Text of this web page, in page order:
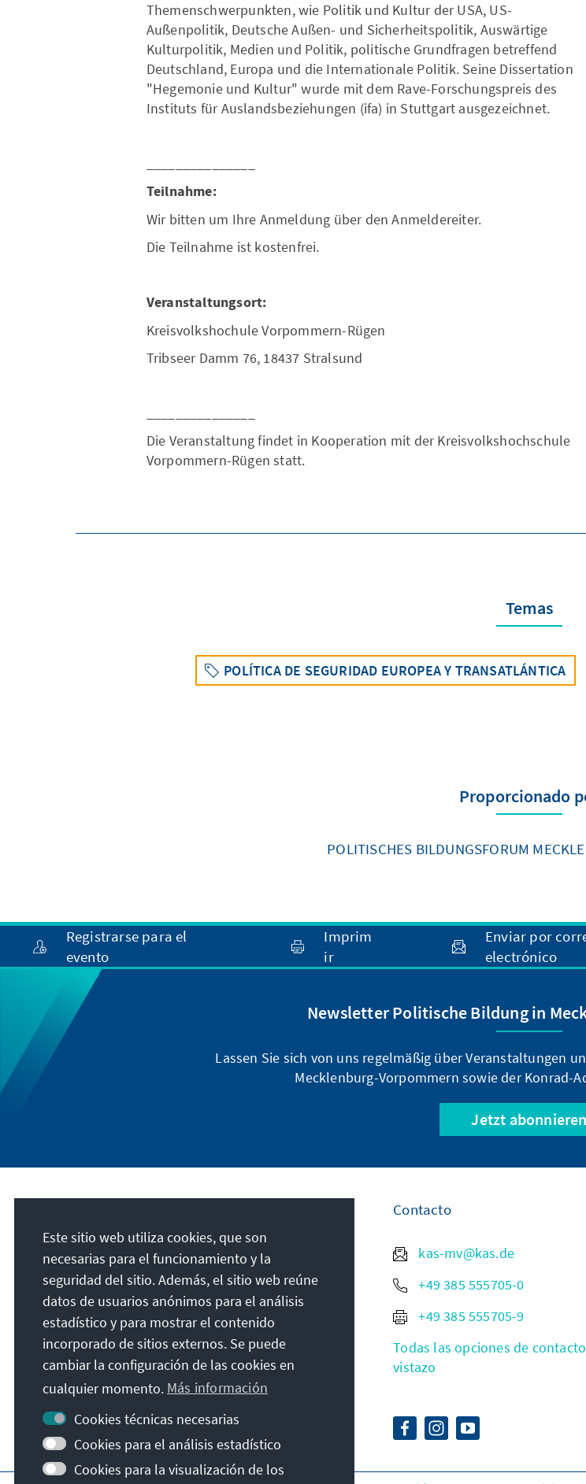
Themenschwerpunkten, wie Politik und Kultur der USA, US-
Außenpolitik, Deutsche Außen- und Sicherheitspolitik, Auswärtige
Kulturpolitik, Medien und Politik, politische Grundfragen betreffend
Deutschland, Europa und die Internationale Politik. Seine Dissertation
"Hegemonie und Kultur" wurde mit dem Rave-Forschungspreis des
Instituts für Auslandsbeziehungen (ifa) in Stuttgart ausgezeichnet.
Teilnahme:
Wir bitten um Ihre Anmeldung über den Anmeldereiter.
Die Teilnahme ist kostenfrei.
Veranstaltungsort:
Kreisvolkshochule Vorpommern-Rügen
Tribseer Damm 76, 18437 Stralsund
Die Veranstaltung findet in Kooperation mit der Kreisvolkshochschule
Vorpommern-Rügen statt.
Temas
POLÍTICA DE SEGURIDAD EUROPEA Y TRANSATLÁNTICA
Proporcionado
POLITISCHES BILDUNGSFORUM
Registrarse para el
evento
Imprim
ir
Enviar por
electrónico
Newsletter Politische Bildung in
Lassen Sie sich von uns regelmäßig über Veranstaltungen
Mecklenburg-Vorpommern sowie der Konrad-
Jetzt abonnieren
Konrad-Adenauer-Stiftung e.V.
Foro de Educación Política de
Mecklenburgo-Pomerania Occidental
Amtstraße 29 b
19055 Schwerin
Alemania
Contacto
kas-mv@kas.de
+49 385 555705-0
+49 385 555705-9
Todas las opciones de
vistazo
Este sitio web utiliza cookies, que son
necesarias para el funcionamiento y la
seguridad del sitio. Además, el sitio web reúne
datos de usuarios anónimos para el análisis
estadístico y para mostrar el contenido
incorporado de sitios externos. Se puede
cambiar la configuración de las cookies en
cualquier momento. Más información
Cookies técnicas necesarias
Cookies para el análisis estadístico
Cookies para la visualización de los